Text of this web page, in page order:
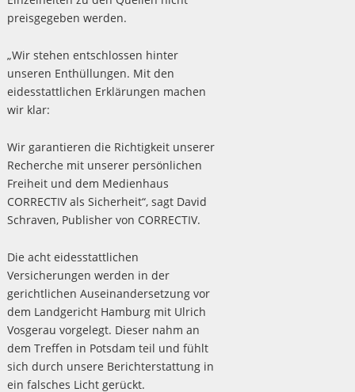
preisgegeben werden.
„Wir stehen entschlossen hinter
unseren Enthüllungen. Mit den
eidesstattlichen Erklärungen machen
wir klar:
Wir garantieren die Richtigkeit unserer
Recherche mit unserer persönlichen
Freiheit und dem Medienhaus
CORRECTIV als Sicherheit“, sagt David
Schraven, Publisher von CORRECTIV.
Die acht eidesstattlichen
Versicherungen werden in der
gerichtlichen Auseinandersetzung vor
dem Landgericht Hamburg mit Ulrich
Vosgerau vorgelegt. Dieser nahm an
dem Treffen in Potsdam teil und fühlt
sich durch unsere Berichterstattung in
ein falsches Licht gerückt.